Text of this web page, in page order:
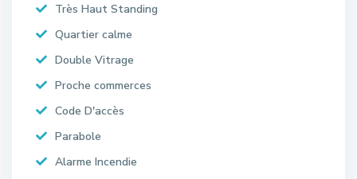
Très Haut Standing
Quartier calme
Double Vitrage
Proche commerces
Code D'accès
Parabole
Alarme Incendie